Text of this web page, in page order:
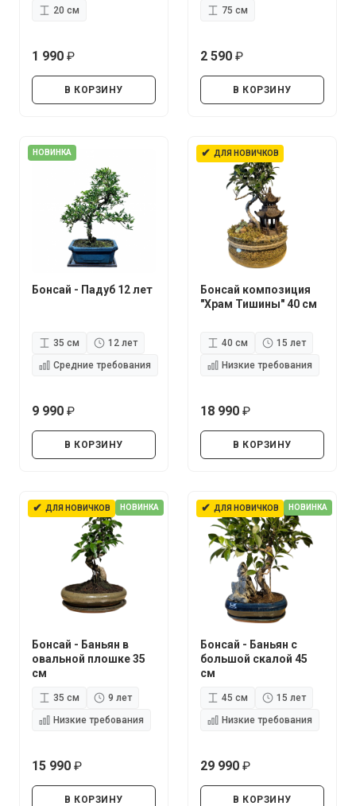
20 см
1 990
В КОРЗИНУ
75 см
2 590
В КОРЗИНУ
НОВИНКА
Бонсай - Падуб 12 лет
35 см
12 лет
Средние требования
9 990
В КОРЗИНУ
✔ ДЛЯ НОВИЧКОВ
Бонсай композиция
"Храм Тишины" 40 см
40 см
15 лет
Низкие требования
18 990
В КОРЗИНУ
✔ ДЛЯ НОВИЧКОВ НОВИНКА
Бонсай - Баньян в
овальной плошке 35
см
35 см
9 лет
Низкие требования
15 990
В КОРЗИНУ
✔ ДЛЯ НОВИЧКОВ НОВИНКА
Бонсай - Баньян с
большой скалой 45
см
45 см
15 лет
Низкие требования
29 990
В КОРЗИНУ